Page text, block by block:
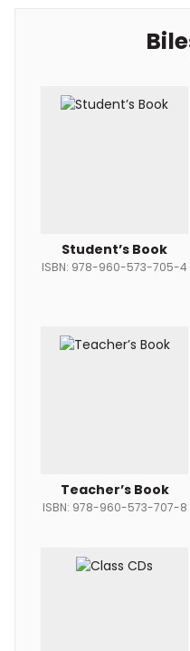
Student’s Book
ISBN: 978-960-573-705-4
Teacher’s Book
ISBN: 978-960-573-707-8